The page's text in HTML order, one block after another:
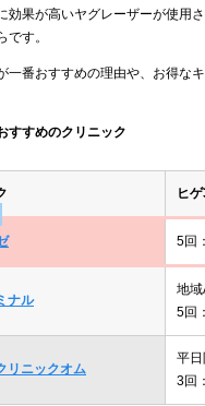
効果が高いヤグレーザーが使用
です。
一番おすすめの理由や、お得な
すすめのクリニック
ヒ
5回
ナル
地
5回
リニックオム
平日
3回